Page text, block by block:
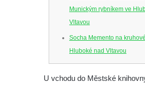
Munickým rybníkem ve
Vltavou
Socha Memento na
Hluboké nad Vltavou
Socha Chalikotérium v
Socha Smilodon v ZOO
U vchodu do Městské